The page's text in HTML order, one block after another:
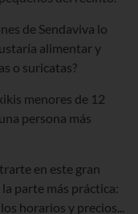
de Sendaviva lo
alimentar y
o suricatas?
menores de 12
persona más
en este gran
parte más práctica:
horarios y precios...